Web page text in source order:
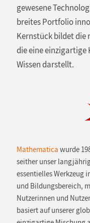
gewesene
breites Portfolio
Kernstück bildet die
die eine einzigartige
Wissen darstellt.
Mathematica wurde
seither unser
essentielles Werkzeug
und Bildungsbereich,
Nutzerinnen und
basiert auf unserer